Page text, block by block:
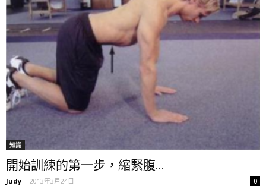
知識
開始訓練的第一步，縮緊腹...
Judy - 2013年3月24日 0